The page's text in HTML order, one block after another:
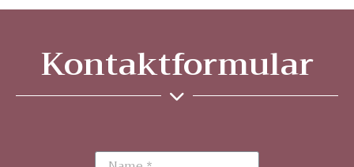
Kontaktformular